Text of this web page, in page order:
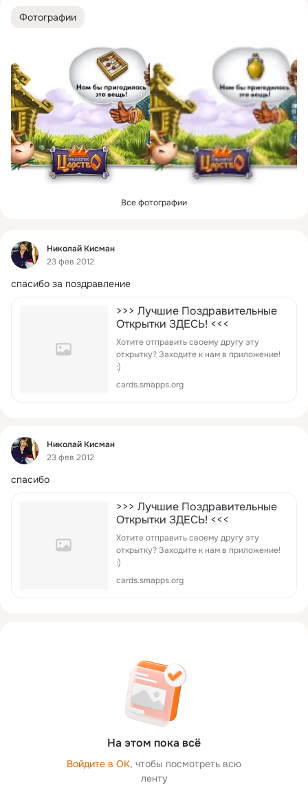
Фотографии
Все фотографии
Фид
Николай Кисман
23 фев 2012
спасибо за поздравление
>>> Лучшие Поздравительные
Открытки ЗДЕСЬ! <<<
Хотите отправить своему другу эту
открытку? Заходите к нам в приложение!
:)
cards.smapps.org
Фид
Николай Кисман
23 фев 2012
спасибо
>>> Лучшие Поздравительные
Открытки ЗДЕСЬ! <<<
Хотите отправить своему другу эту
открытку? Заходите к нам в приложение!
:)
cards.smapps.org
На этом пока всё
Войдите в ОК, чтобы посмотреть всю
ленту